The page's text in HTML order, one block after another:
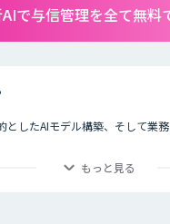
で与信管理を全て無料
としたAIモデル構築、そして業
場する今、金融業界では規制や
もっと見る